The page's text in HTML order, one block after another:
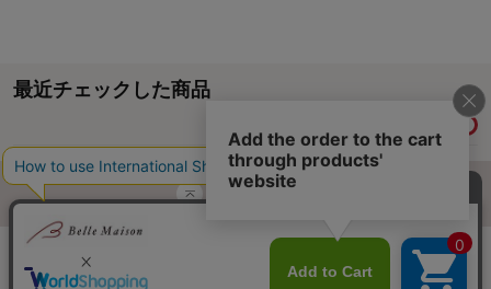
最近チェックした商品
ご利用ガイド・お知らせ